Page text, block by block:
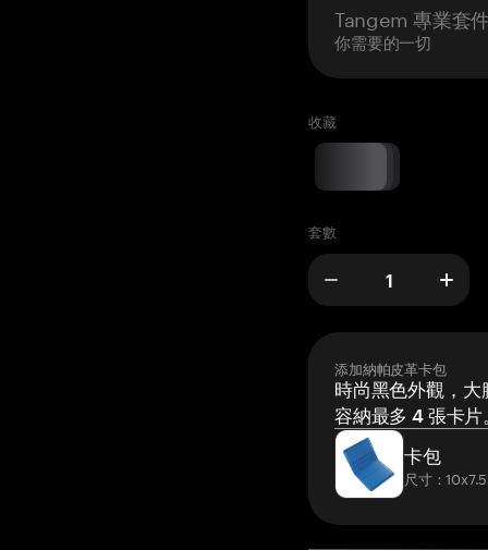
Tangem 專業套
你需要的一切
收藏
套數
添加納帕皮革卡包
時尚黑色外觀，大
容納最多 4 張卡片
卡包
尺寸：